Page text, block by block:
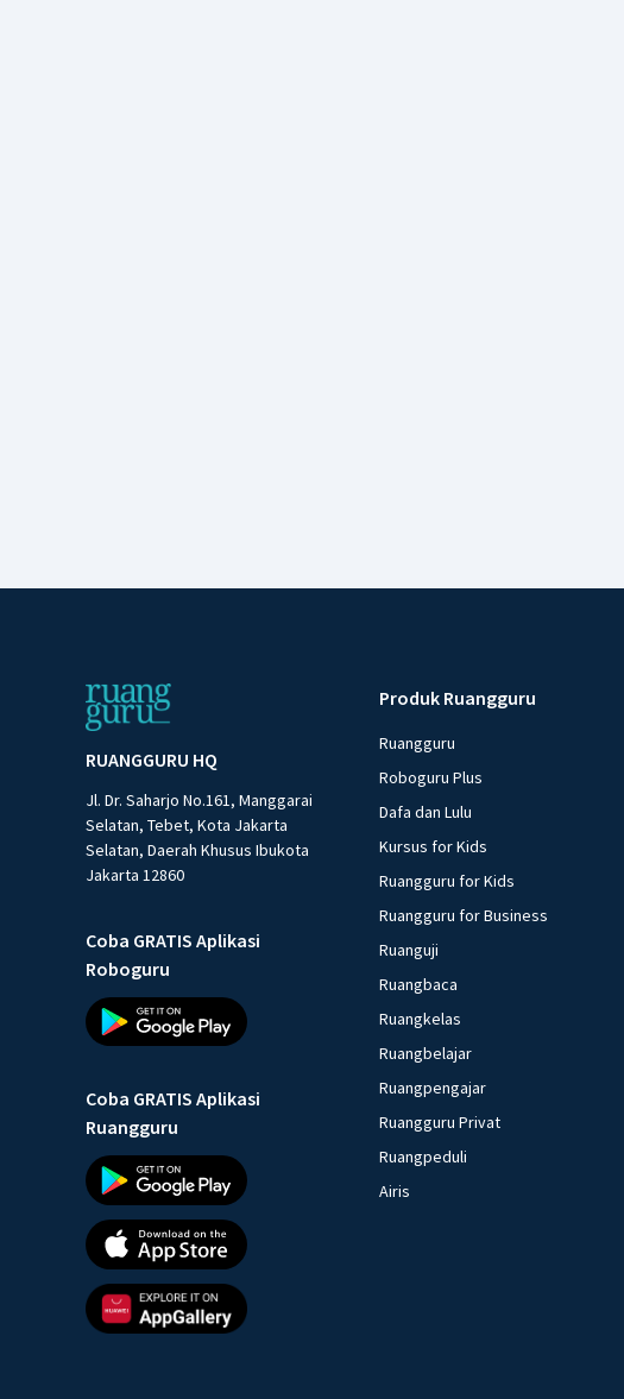
RUANGGURU HQ
Jl. Dr. Saharjo No.161, Manggarai
Selatan, Tebet, Kota Jakarta
Selatan, Daerah Khusus Ibukota
Jakarta 12860
Coba GRATIS Aplikasi
Roboguru
Coba GRATIS Aplikasi
Ruangguru
Produk Ruangguru
Ruangguru
Roboguru Plus
Dafa dan Lulu
Kursus for Kids
Ruangguru for Kids
Ruangguru for Business
Ruanguji
Ruangbaca
Ruangkelas
Ruangbelajar
Ruangpengajar
Ruangguru Privat
Ruangpeduli
Airis